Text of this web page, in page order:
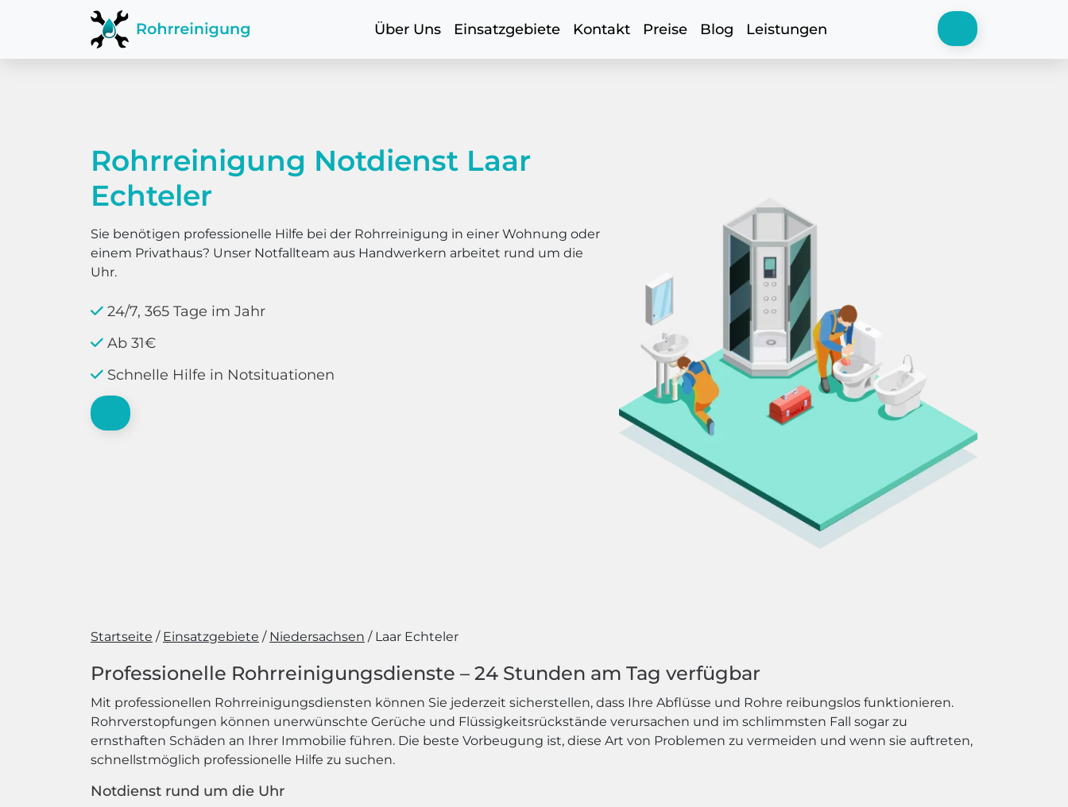
Über Uns Einsatzgebiete Kontakt Preise Blog Leistungen
Rohrreinigung Notdienst Laar
Echteler
Sie benötigen professionelle Hilfe bei der Rohrreinigung in einer Wohnung oder
einem Privathaus? Unser Notfallteam aus Handwerkern arbeitet rund um die
Uhr.
24/7, 365 Tage im Jahr
Ab 31€
Schnelle Hilfe in Notsituationen
Startseite Einsatzgebiete Niedersachsen Laar Echteler
Professionelle Rohrreinigungsdienste – 24 Stunden am Tag verfügbar
Mit professionellen Rohrreinigungsdiensten können Sie jederzeit sicherstellen, dass Ihre Abflüsse und Rohre reibungslos funktionieren.
Rohrverstopfungen können unerwünschte Gerüche und Flüssigkeitsrückstände verursachen und im schlimmsten Fall sogar zu
ernsthaften Schäden an Ihrer Immobilie führen. Die beste Vorbeugung ist, diese Art von Problemen zu vermeiden und wenn sie auftreten,
schnellstmöglich professionelle Hilfe zu suchen.
Notdienst rund um die Uhr